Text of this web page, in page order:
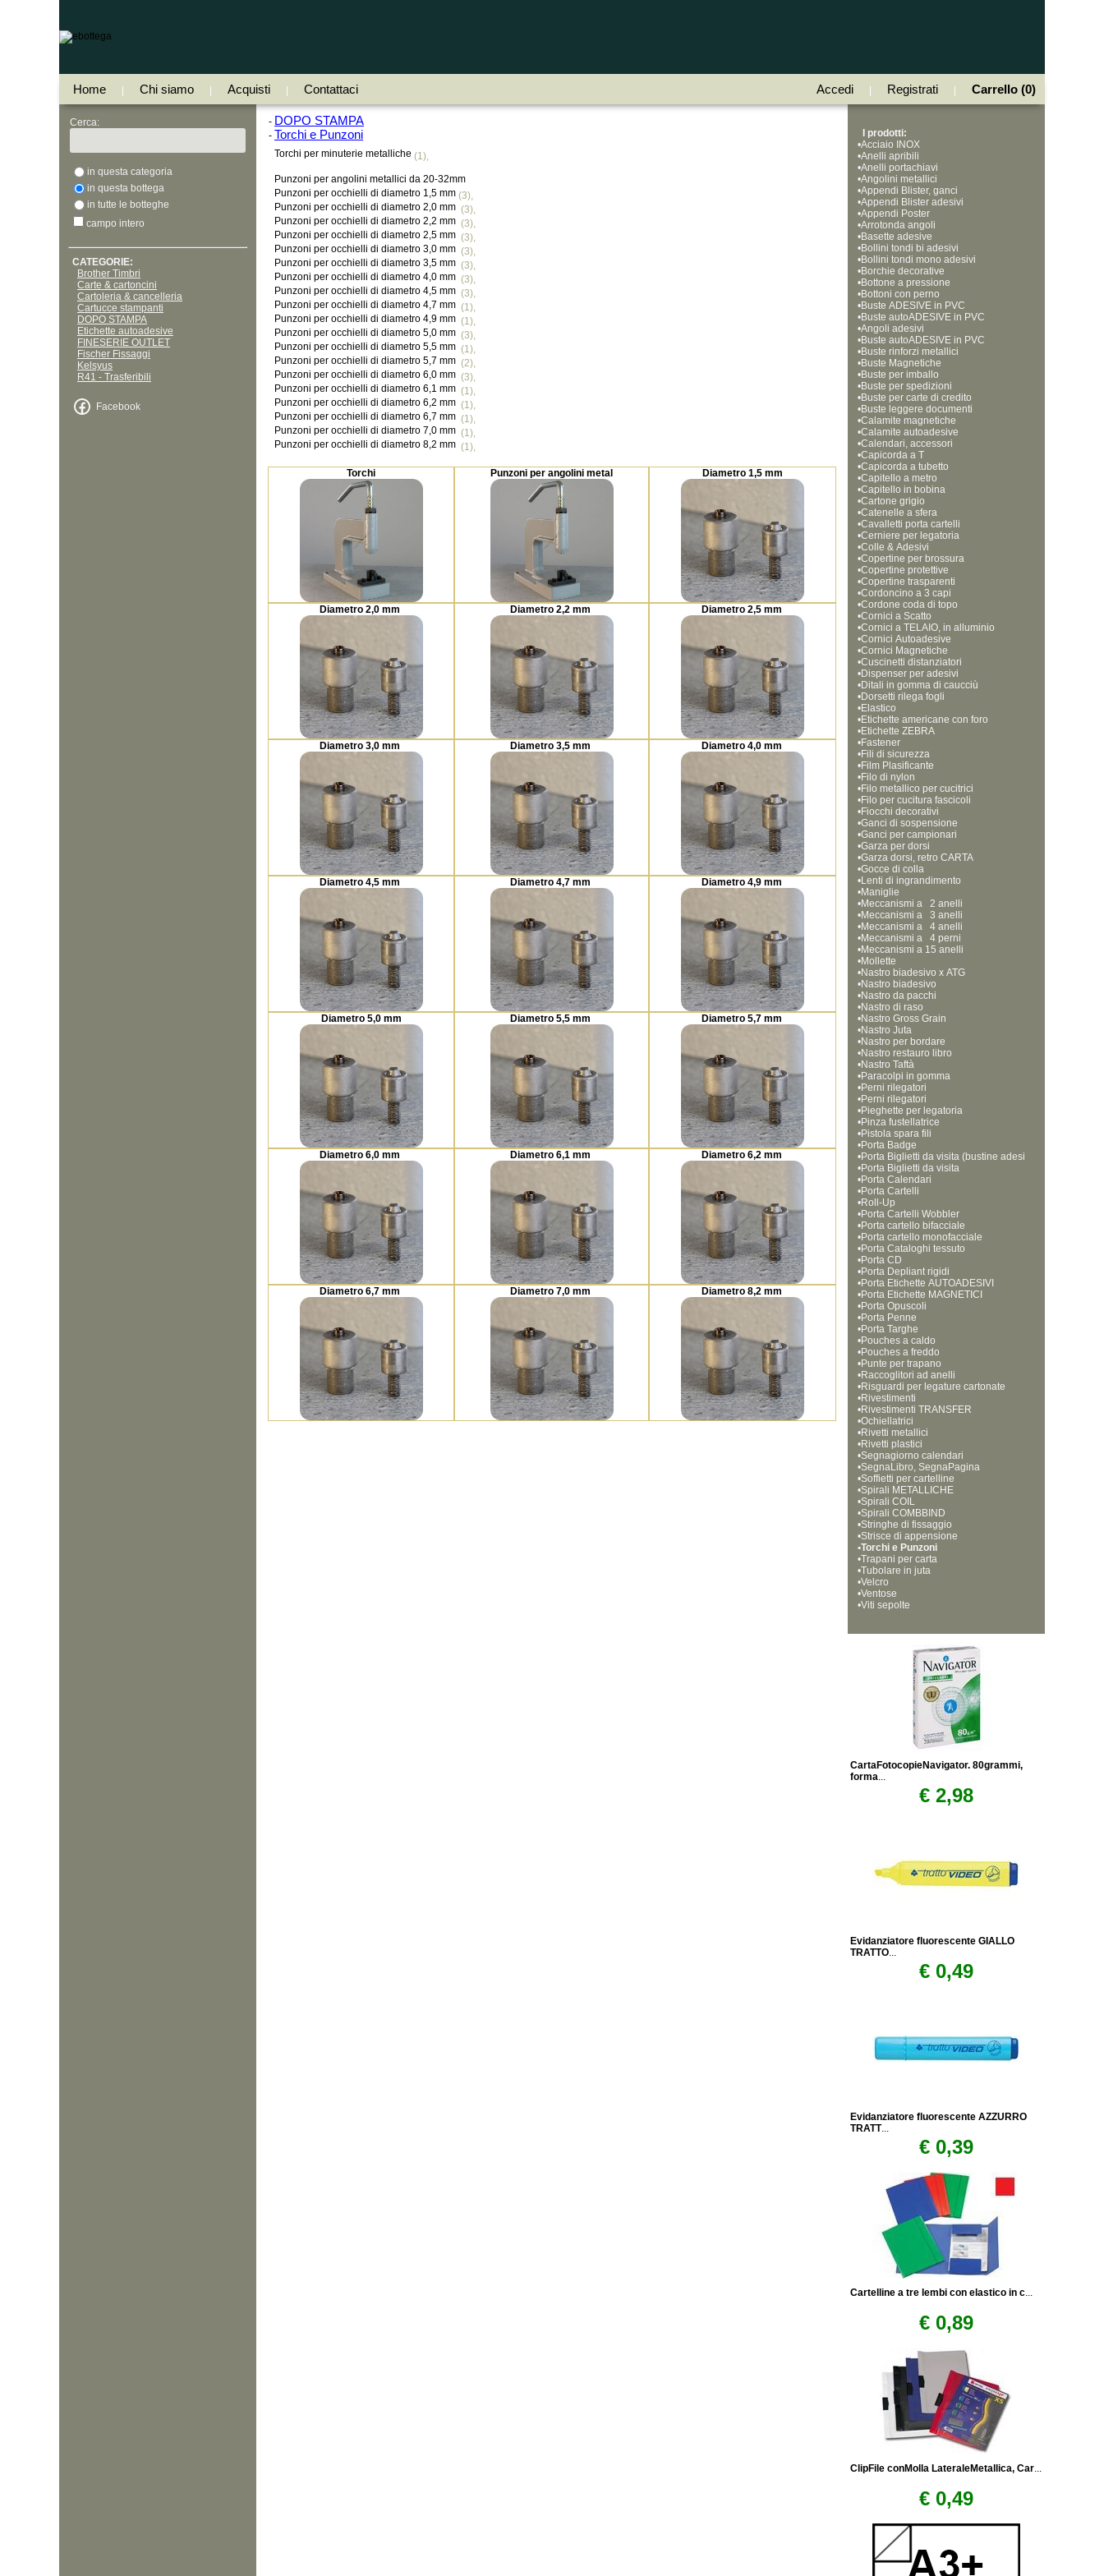
Home Chi siamo Acquisti Contattaci Accedi Registrati Carrello (0)
Cerca:
in questa categoria
in questa bottega
in tutte le botteghe
campo intero
CATEGORIE:
Brother Timbri
Carte & cartoncini
Cartoleria & cancelleria
Cartucce stampanti
DOPO STAMPA
Etichette autoadesive
FINESERIE OUTLET
Fischer Fissaggi
Kelsyus
R41 - Trasferibili
Facebook
- DOPO STAMPA
- Torchi e Punzoni
Torchi per minuterie metalliche (1),
Punzoni per angolini metallici da 20-32mm
Punzoni per occhielli di diametro 1,5 mm (3),
Punzoni per occhielli di diametro 2,0 mm (3),
Punzoni per occhielli di diametro 2,2 mm (3),
Punzoni per occhielli di diametro 2,5 mm (3),
Punzoni per occhielli di diametro 3,0 mm (3),
Punzoni per occhielli di diametro 3,5 mm (3),
Punzoni per occhielli di diametro 4,0 mm (3),
Punzoni per occhielli di diametro 4,5 mm (3),
Punzoni per occhielli di diametro 4,7 mm (1),
Punzoni per occhielli di diametro 4,9 mm (1),
Punzoni per occhielli di diametro 5,0 mm (3),
Punzoni per occhielli di diametro 5,5 mm (1),
Punzoni per occhielli di diametro 5,7 mm (2),
Punzoni per occhielli di diametro 6,0 mm (3),
Punzoni per occhielli di diametro 6,1 mm (1),
Punzoni per occhielli di diametro 6,2 mm (1),
Punzoni per occhielli di diametro 6,7 mm (1),
Punzoni per occhielli di diametro 7,0 mm (1),
Punzoni per occhielli di diametro 8,2 mm (1),
Torchi Punzoni per angolini metal Diametro 1,5 mm
Diametro 2,0 mm Diametro 2,2 mm Diametro 2,5 mm
Diametro 3,0 mm Diametro 3,5 mm Diametro 4,0 mm
Diametro 4,5 mm Diametro 4,7 mm Diametro 4,9 mm
Diametro 5,0 mm Diametro 5,5 mm Diametro 5,7 mm
Diametro 6,0 mm Diametro 6,1 mm Diametro 6,2 mm
Diametro 6,7 mm Diametro 7,0 mm Diametro 8,2 mm
I prodotti:
•Acciaio INOX
•Anelli apribili
•Anelli portachiavi
•Angolini metallici
•Appendi Blister, ganci
•Appendi Blister adesivi
•Appendi Poster
•Arrotonda angoli
•Basette adesive
•Bollini tondi bi adesivi
•Bollini tondi mono adesivi
•Borchie decorative
•Bottone a pressione
•Bottoni con perno
•Buste ADESIVE in PVC
•Buste autoADESIVE in PVC
•Angoli adesivi
•Buste autoADESIVE in PVC
•Buste rinforzi metallici
•Buste Magnetiche
•Buste per imballo
•Buste per spedizioni
•Buste per carte di credito
•Buste leggere documenti
•Calamite magnetiche
•Calamite autoadesive
•Calendari, accessori
•Capicorda a T
•Capicorda a tubetto
•Capitello a metro
•Capitello in bobina
•Cartone grigio
•Catenelle a sfera
•Cavalletti porta cartelli
•Cerniere per legatoria
•Colle & Adesivi
•Copertine per brossura
•Copertine protettive
•Copertine trasparenti
•Cordoncino a 3 capi
•Cordone coda di topo
•Cornici a Scatto
•Cornici a TELAIO, in alluminio
•Cornici Autoadesive
•Cornici Magnetiche
•Cuscinetti distanziatori
•Dispenser per adesivi
•Ditali in gomma di caucciù
•Dorsetti rilega fogli
•Elastico
•Etichette americane con foro
•Etichette ZEBRA
•Fastener
•Fili di sicurezza
•Film Plasificante
•Filo di nylon
•Filo metallico per cucitrici
•Filo per cucitura fascicoli
•Fiocchi decorativi
•Ganci di sospensione
•Ganci per campionari
•Garza per dorsi
•Garza dorsi, retro CARTA
•Gocce di colla
•Lenti di ingrandimento
•Maniglie
•Meccanismi a   2 anelli
•Meccanismi a   3 anelli
•Meccanismi a   4 anelli
•Meccanismi a   4 perni
•Meccanismi a 15 anelli
•Mollette
•Nastro biadesivo x ATG
•Nastro biadesivo
•Nastro da pacchi
•Nastro di raso
•Nastro Gross Grain
•Nastro Juta
•Nastro per bordare
•Nastro restauro libro
•Nastro Taftà
•Paracolpi in gomma
•Perni rilegatori
•Perni rilegatori
•Pieghette per legatoria
•Pinza fustellatrice
•Pistola spara fili
•Porta Badge
•Porta Biglietti da visita (bustine adesi
ve)
•Porta Biglietti da visita
•Porta Calendari
•Porta Cartelli
•Roll-Up
•Porta Cartelli Wobbler
•Porta cartello bifacciale
•Porta cartello monofacciale
•Porta Cataloghi tessuto
•Porta CD
•Porta Depliant rigidi
•Porta Etichette AUTOADESIVI
•Porta Etichette MAGNETICI
•Porta Opuscoli
•Porta Penne
•Porta Targhe
•Pouches a caldo
•Pouches a freddo
•Punte per trapano
•Raccoglitori ad anelli
•Risguardi per legature cartonate
•Rivestimenti
•Rivestimenti TRANSFER
•Ochiellatrici
•Rivetti metallici
•Rivetti plastici
•Segnagiorno calendari
•SegnaLibro, SegnaPagina
•Soffietti per cartelline
•Spirali METALLICHE
•Spirali COIL
•Spirali COMBBIND
•Stringhe di fissaggio
•Strisce di appensione
•Torchi e Punzoni
•Trapani per carta
•Tubolare in juta
•Velcro
•Ventose
•Viti sepolte
CartaFotocopieNavigator. 80grammi,
forma...
€ 2,98
Evidanziatore fluorescente GIALLO
TRATTO...
€ 0,49
Evidanziatore fluorescente AZZURRO
TRATT...
€ 0,39
Cartelline a tre lembi con elastico in c...
€ 0,89
ClipFile conMolla LateraleMetallica, Car...
€ 0,49